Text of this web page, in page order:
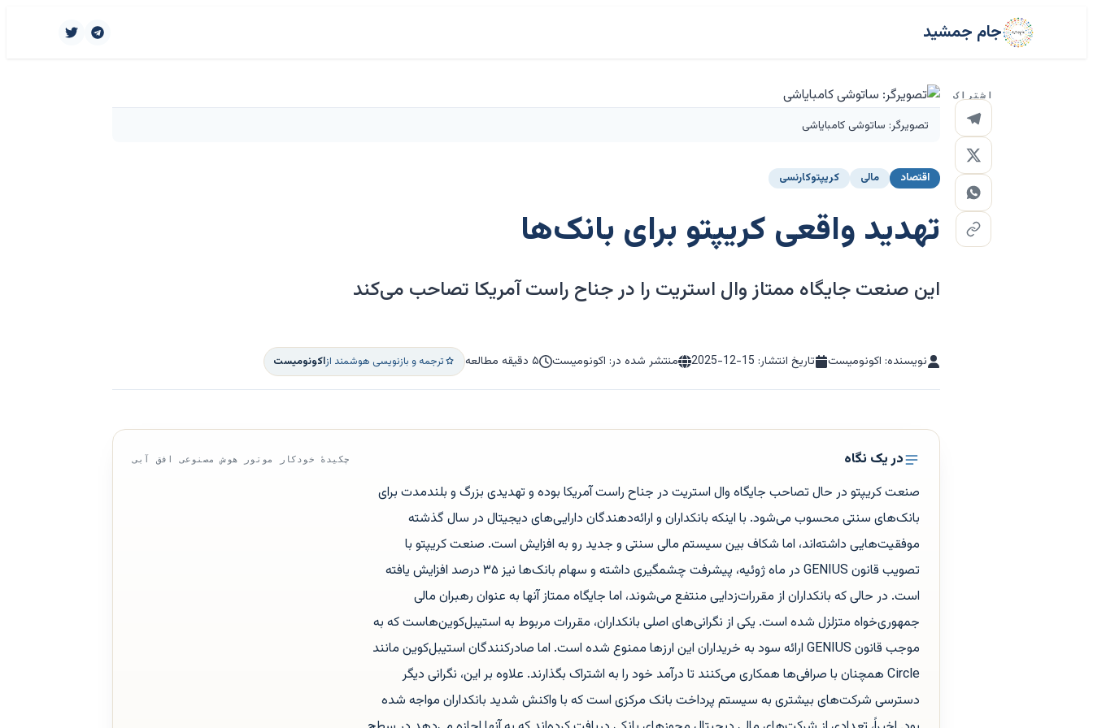
جام جمشید
اشتراک
تصویرگر: ساتوشی کامبایاشی
اقتصاد مالی کریپتوکارنسی
تهدید واقعی کریپتو برای بانک‌ها
این صنعت جایگاه ممتاز وال استریت را در جناح راست آمریکا تصاحب می‌کند
نویسنده: اکونومیست تاریخ انتشار: 2025-12-15 منتشر شده در: اکونومیست ۵ دقیقه مطالعه ترجمه و بازنویسی هوشمند ازاکونومیست
در یک نگاه چکیدهٔ خودکار موتور هوش مصنوعی افق آبی
صنعت کریپتو در حال تصاحب جایگاه وال استریت در جناح راست آمریکا بوده و تهدیدی بزرگ و بلندمدت برای
بانک‌های سنتی محسوب می‌شود. با اینکه بانکداران و ارائه‌دهندگان دارایی‌های دیجیتال در سال گذشته
موفقیت‌هایی داشته‌اند، اما شکاف بین سیستم مالی سنتی و جدید رو به افزایش است. صنعت کریپتو با
تصویب قانون GENIUS در ماه ژوئیه، پیشرفت چشمگیری داشته و سهام بانک‌ها نیز ۳۵ درصد افزایش یافته
است. در حالی که بانکداران از مقررات‌زدایی منتفع می‌شوند، اما جایگاه ممتاز آنها به عنوان رهبران مالی
جمهوری‌خواه متزلزل شده است. یکی از نگرانی‌های اصلی بانکداران، مقررات مربوط به استیبل‌کوین‌هاست که به
موجب قانون GENIUS ارائه سود به خریداران این ارزها ممنوع شده است. اما صادرکنندگان استیبل‌کوین مانند
Circle همچنان با صرافی‌ها همکاری می‌کنند تا درآمد خود را به اشتراک بگذارند. علاوه بر این، نگرانی دیگر
دسترسی شرکت‌های بیشتری به سیستم پرداخت بانک مرکزی است که با واکنش شدید بانکداران مواجه شده